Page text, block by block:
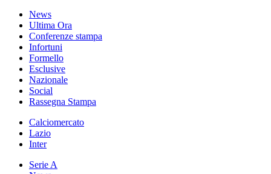
News
Ultima Ora
Conferenze stampa
Infortuni
Formello
Esclusive
Nazionale
Social
Rassegna Stampa
Calciomercato
Lazio
Inter
Serie A